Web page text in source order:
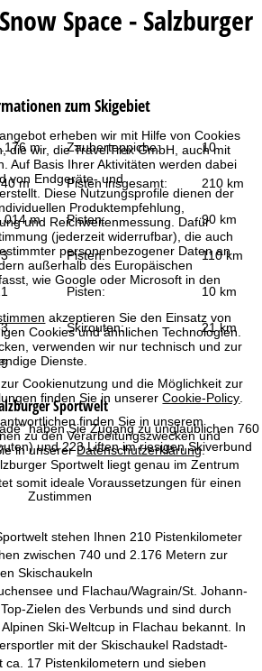
erheben wir mit Hilfe von Cookies
die wir, die TravelTrex GmbH, auch mit
Auf Basis Ihrer Aktivitäten werden dabei
von Endgeräte- und
Diese Nutzungsprofile dienen der
Produktempfehlung,
und Reichweitenmessung. Dafür
(jederzeit widerrufbar), die auch
personenbezogener Daten an
außerhalb des Europäischen
wie Google oder Microsoft in den
akzeptieren Sie den Einsatz von
Cookies und ähnlichen Technologien.
verwenden wir nur technisch und zur
Dienste.
Cookienutzung und die Möglichkeit zur
finden Sie in unsererCookie-Policy
finden Sie in unserem
zu den Verarbeitungszwecken und
in unsererDatenschutzerklärung.
Zustimmen
Snow Space - Salzburger
zum Skigebiet
m Zauberteppiche: 10
m Pisten insgesamt: 210 km
m Pisten: 90 km
Pisten: 110 km
Pisten: 10 km
Skirouten: 21 km
Sportwelt
haben Sie Zugang zu unglaublichen 760
und 223 Liften im riesigen Skiverbund
Sportwelt liegt genau im Zentrum
somit ideale Voraussetzungen für einen
stehen Ihnen 210 Pistenkilometer
zwischen 740 und 2.176 Metern zur
Skischaukeln
und Flachau/Wagrain/St. Johann-
Zielen des Verbunds und sind durch
Ski-Weltcup in Flachau bekannt. In
mit der Skischaukel Radstadt-
ca. 17 Pistenkilometern und sieben